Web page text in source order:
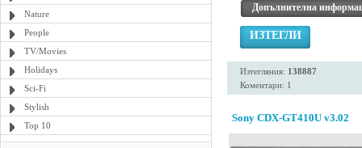
Nature
People
TV/Movies
Holidays
Sci-Fi
Stylish
Top 10
Допълнителна
ИЗТЕГЛИ
Изтегляния: 138887
Коментари: 1
Sony CDX-GT410U v3.02